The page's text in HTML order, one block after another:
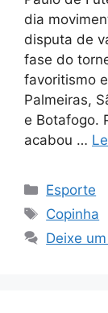
dia
disputa de
fase do
favoritismo
Palmeiras,
e Botafogo.
acabou …
Categorias
Esporte
Tags
Copinha
Deixe